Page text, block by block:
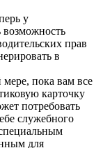
у
возможность
прав
в
мере, пока вам все
карточку
потребовать
служебного
для